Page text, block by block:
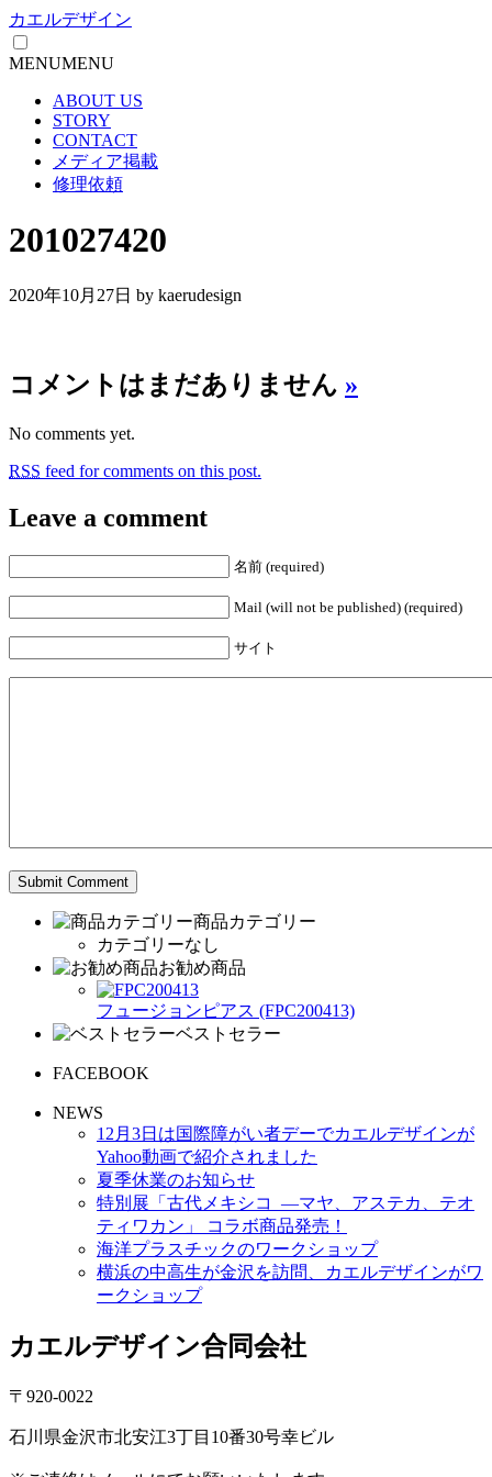
カエルデザイン
MENUMENU
ABOUT US
STORY
CONTACT
メディア掲載
修理依頼
201027420
2020年10月27日 by kaerudesign
コメントはまだありません »
No comments yet.
RSS feed for comments on this post.
Leave a comment
名前 (required)
Mail (will not be published) (required)
サイト
商品カテゴリー
カテゴリーなし
お勧め商品
フュージョンピアス (FPC200413)
ベストセラー
FACEBOOK
NEWS
12月3日は国際障がい者デーでカエルデザインが
Yahoo動画で紹介されました
夏季休業のお知らせ
特別展「古代メキシコ ―マヤ、アステカ、テオ
ティワカン」 コラボ商品発売！
海洋プラスチックのワークショップ
横浜の中高生が金沢を訪問、カエルデザインがワ
ークショップ
カエルデザイン合同会社
〒920-0022
石川県金沢市北安江3丁目10番30号幸ビル